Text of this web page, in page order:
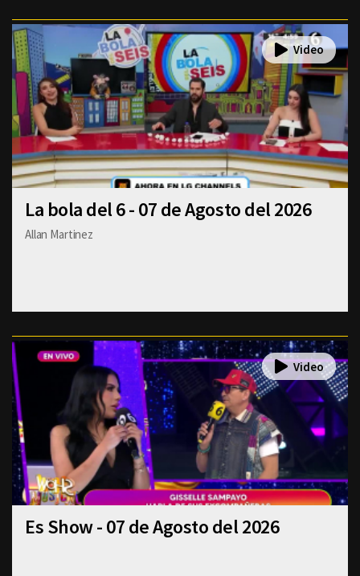
La bola del 6 - 07 de Agosto del 2026
Allan Martinez
Es Show - 07 de Agosto del 2026